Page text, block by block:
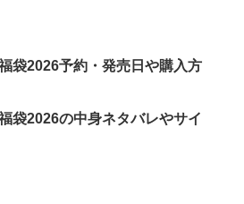
袋2026予約・発売日や購入方
袋2026の中身ネタバレやサイ